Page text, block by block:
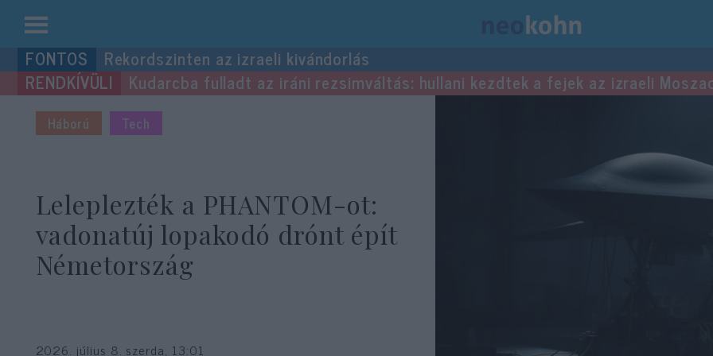
Kilépés
a
tartalomba
Rekordszinten az izraeli kivándorlás
Kudarcba fulladt az iráni rezsimváltás: hullani kezdtek a fejek az izraeli
Háború Tech
Leleplezték a PHANTOM-ot:
vadonatúj lopakodó drónt épít
Németország
2026. július 8. szerda, 13:01